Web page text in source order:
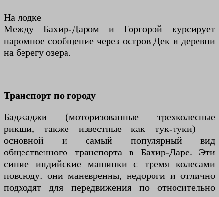
На лодке
Между Бахир-Даром и Горгорой курсирует
паромное сообщение через остров Дек и деревни
на берегу озера.
Транспорт по городу
Баджаджи (моторизованные трехколесные
рикши, также известные как тук-туки) —
основной и самый популярный вид
общественного транспорта в Бахир-Даре. Эти
синие индийские машинки с тремя колесами
повсюду: они маневренны, недороги и отлично
подходят для передвижения по относительно